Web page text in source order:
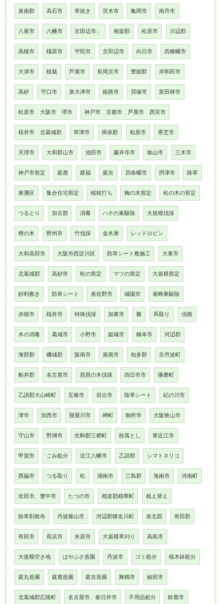
泉南郡 高石市 草抜き 茨木市 亀岡市 南丹市
八尾市 八幡市 京田辺市」 相楽郡 松原市 川辺郡
高槻市 橿原市 宇陀市 京田辺市 向日市 四條畷市
大津市 植栽 芦屋市 長岡京市 豊能郡 岸和田市
高砂 守口市 泉大津市 姫路市 貝塚市 富田林市
松原市 大阪市 堺市 神戸市 京都市 芦屋市 西宮市
桜井市 北葛城郡 草津市 揖保郡 柏原市 香芝市
天理市 大和郡山市 池田市 藤井寺市 狭山市 三木市
神戸市剪定 庭鹿 庭福 庭吉 四条畷市 摂津市 除草
東灘区 集合住宅剪定 桜枝打ち 梅の木剪定 松の木の剪定
つるとり 加古郡 消毒 ハチの巣駆除 大規模伐採
樫の木 野州市 竹伐採 金木犀 レッドロビン
大和高田市 大阪市西淀川区 防草シート敷施工 大東市
北葛城郡 高砂市 松の剪定 マツの剪定 大規模剪定
砂利敷き 防草シート 泉佐野市 城陽市 雀蜂巣駆除
赤穂市 桜井市 特殊伐採 加東市 棘 蔦取り 伐根
木の消毒 葛城市 小野市 姫城市 橋本市 河辺郡
海部郡 磯城郡 阪南市 泉南市 知多郡 京丹波町
船井郡 名古屋市 琵琶の木伐採 四日市市 播磨町
乙訓郡大山崎町 五條市 岩出市 除草シート 紀の川市
津市 加西市 寝屋川市 岬町 御所市 大阪狭山市
守山市 野洲市 生駒郡三郷町 枝落とし 東近江市
甲賀市 ごみ処分 近江八幡市 乙訓郡 シマトネリコ
西脇市 つる取り 松 湖南市 三島郡 海南市 河南町
吹田市、豊中市 たつの市 相楽郡精華町 植え替え
除草剤散布 丹波篠山市 河辺郡猪名川町 泉北郡 有田郡
有田市 長浜市 米原市 大規模草刈り 高島市
大規模空き地 はやぶさ造園 丹波市 ゴミ処分 植木鉢処分
庭丸造園 庭鹿造園 庭吉造園 舞鶴市 綾部市
北葛城郡広陵町 名古屋市、春日井市 不用品処分 鈴鹿市